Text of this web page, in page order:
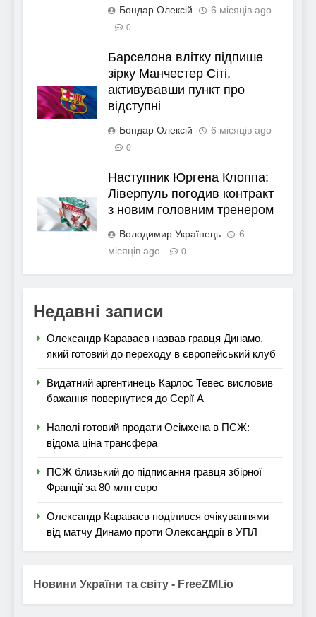
Бондар Олексій 6 місяців ago
0
Барселона влітку підпише
зірку Манчестер Сіті,
активувавши пункт про
відступні
Бондар Олексій 6 місяців ago
0
Наступник Юргена Клоппа:
Ліверпуль погодив контракт
з новим головним тренером
Володимир Українець
6
місяців ago
0
Недавні записи
Олександр Караваєв назвав гравця Динамо,
який готовий до переходу в європейський клуб
Видатний аргентинець Карлос Тевес висловив
бажання повернутися до Серії А
Наполі готовий продати Осімхена в ПСЖ:
відома ціна трансфера
ПСЖ близький до підписання гравця збірної
Франції за 80 млн євро
Олександр Караваєв поділився очікуваннями
від матчу Динамо проти Олександрії в УПЛ
Новини України та світу - FreeZMI.io